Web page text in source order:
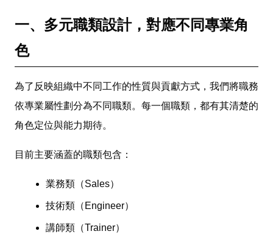
一、多元職類設計，對應不同專業角
色
為了反映組織中不同工作的性質與貢獻方式，我們將職務
依專業屬性劃分為不同職類。每一個職類，都有其清楚的
角色定位與能力期待。
目前主要涵蓋的職類包含：
業務類（Sales）
技術類（Engineer）
講師類（Trainer）